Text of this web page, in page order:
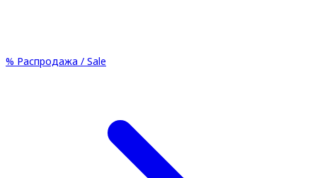
% Распродажа / Sale